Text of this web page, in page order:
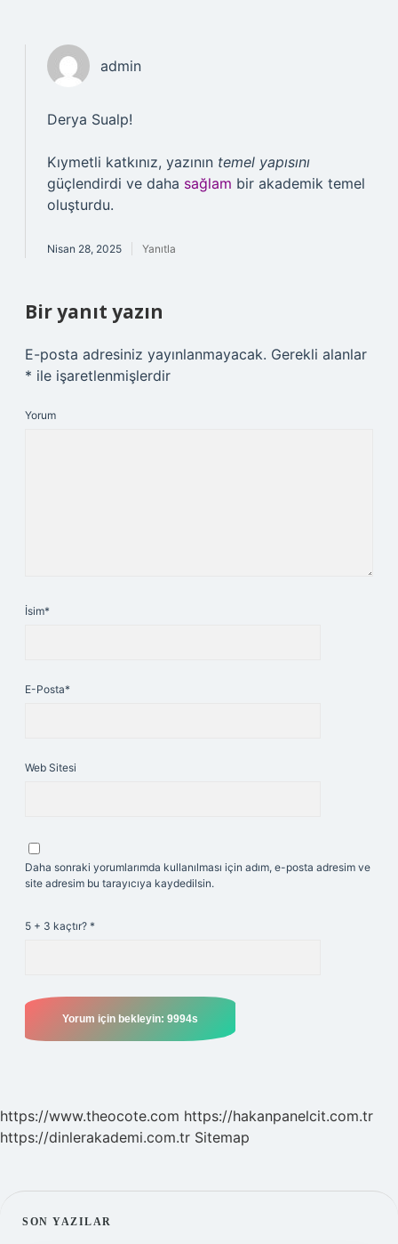
admin
Derya Sualp!
Kıymetli katkınız, yazının temel yapısını
güçlendirdi ve daha sağlam bir akademik temel
oluşturdu.
Nisan 28, 2025 Yanıtla
Bir yanıt yazın
E-posta adresiniz yayınlanmayacak. Gerekli alanlar
* ile işaretlenmişlerdir
Yorum
İsim*
E-Posta*
Web Sitesi
Daha sonraki yorumlarımda kullanılması için adım, e-posta adresim ve
site adresim bu tarayıcıya kaydedilsin.
5 + 3 kaçtır? *
https://www.theocote.com https://hakanpanelcit.com.tr
https://dinlerakademi.com.tr Sitemap
SIDEBAR
SON YAZILAR